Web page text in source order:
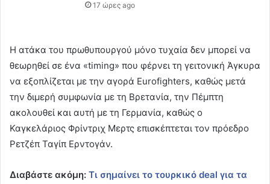
17 ώρες ago
Η ατάκα του πρωθυπουργού μόνο τυχαία δεν μπορεί να
θεωρηθεί σε ένα «timing» που φέρνει τη γειτονική Άγκυρα
να εξοπλίζεται με την αγορά Eurofighters, καθώς μετά
την διμερή συμφωνία με τη Βρετανία, την Πέμπτη
ακολουθεί και αυτή με τη Γερμανία, καθώς ο
Καγκελάριος Φρίντριχ Μερτς επισκέπτεται τον πρόεδρο
Ρετζέπ Ταγίπ Ερντογάν.
Διαβάστε ακόμη: Τι σημαίνει το τουρκικό deal για τα